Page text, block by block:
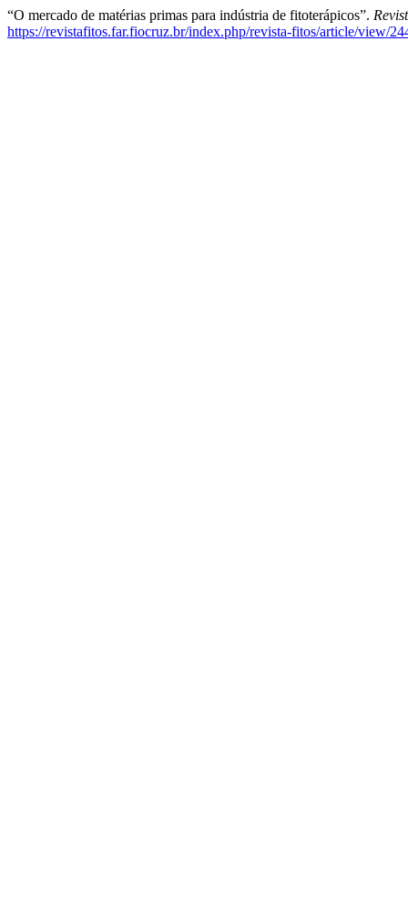
“O mercado de matérias primas para indústria de fitoterápicos”.
https://revistafitos.far.fiocruz.br/index.php/revista-fitos/article/view/